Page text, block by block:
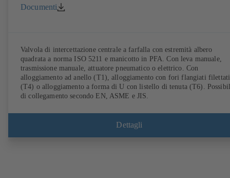
Documenti
Valvola di intercettazione centrale a farfalla con estremità albero
quadrata a norma ISO 5211 e manicotto in PFA. Con leva manuale,
trasmissione manuale, attuatore pneumatico o elettrico. Con
alloggiamento ad anello (T1), alloggiamento con fori flangiati filettati
(T4) o alloggiamento a forma di U con listello di tenuta (T6).
di collegamento secondo EN, ASME e JIS.
Dettagli